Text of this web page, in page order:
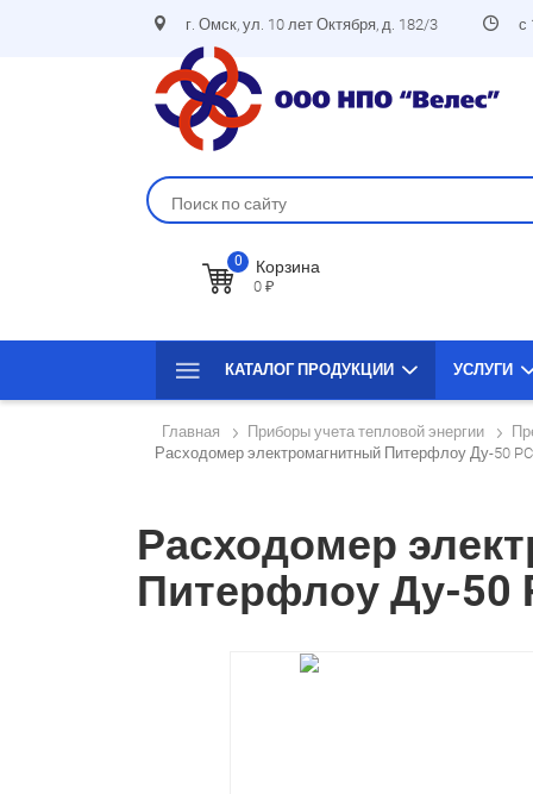
г. Омск, ул. 10 лет Октября, д. 182/3 с
0 Корзина
0 ₽
КАТАЛОГ ПРОДУКЦИИ УСЛУГИ
Главная Приборы учета тепловой энергии
Расходомер электромагнитный Питерфлоу Ду-50
Расходомер
Питерфлоу Ду-50